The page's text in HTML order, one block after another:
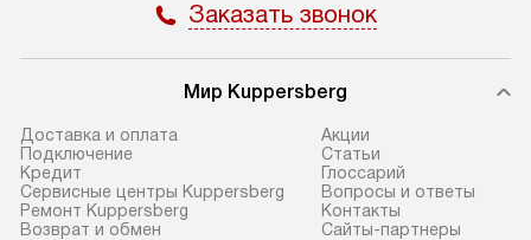
Заказать звонок
Мир Kuppersberg
Доставка и оплата
Подключение
Кредит
Сервисные центры Kuppersberg
Ремонт Kuppersberg
Возврат и обмен
Акции
Cтатьи
Глоссарий
Вопросы и ответы
Контакты
Сайты-партнеры